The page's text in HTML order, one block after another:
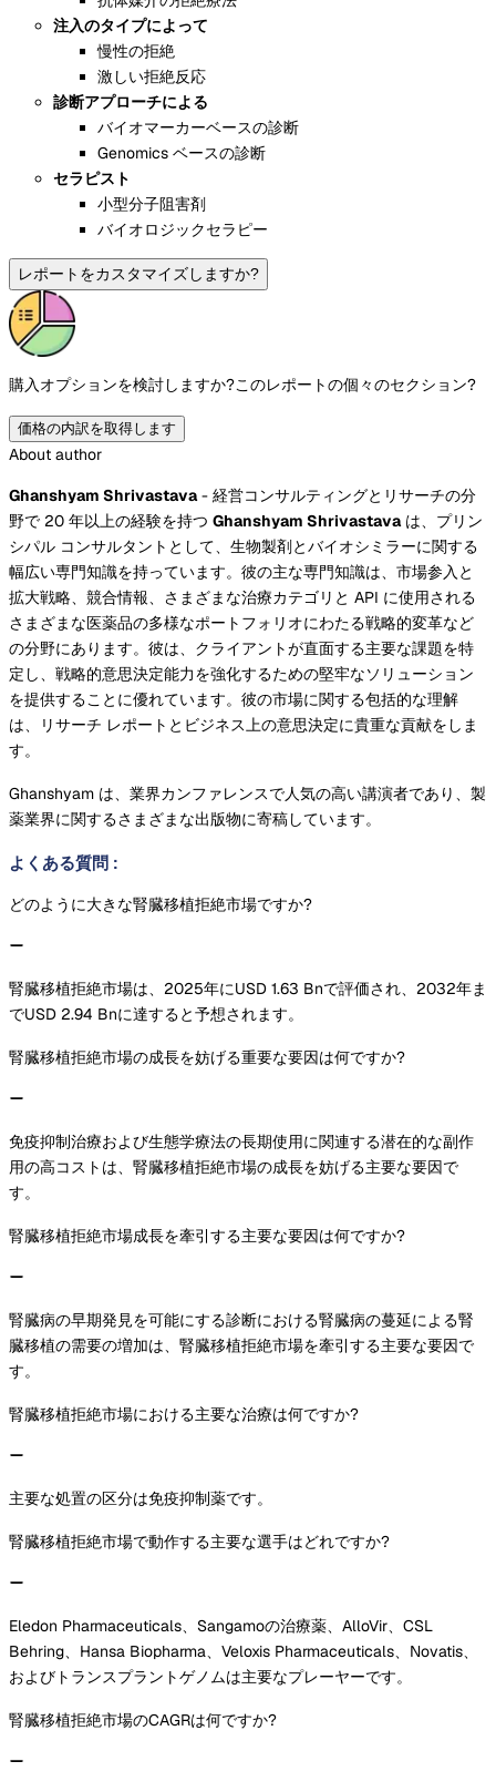
注入のタイプによって
慢性の拒絶
激しい拒絶反応
診断アプローチによる
バイオマーカーベースの診断
Genomics ベースの診断
セラピスト
小型分子阻害剤
バイオロジックセラピー
レポートをカスタマイズしますか?
購入オプションを検討しますか?このレポートの個々のセクション?
価格の内訳を取得します
About author
Ghanshyam Shrivastava- 経営コンサルティングとリサーチの分
野で 20 年以上の経験を持つ Ghanshyam Shrivastavaは、プリン
シパル コンサルタントとして、生物製剤とバイオシミラーに関する
幅広い専門知識を持っています。彼の主な専門知識は、市場参入と
拡大戦略、競合情報、さまざまな治療カテゴリと API に使用される
さまざまな医薬品の多様なポートフォリオにわたる戦略的変革など
の分野にあります。彼は、クライアントが直面する主要な課題を特
定し、戦略的意思決定能力を強化するための堅牢なソリューション
を提供することに優れています。彼の市場に関する包括的な理解
は、リサーチ レポートとビジネス上の意思決定に貴重な貢献をしま
す。
Ghanshyam は、業界カンファレンスで人気の高い講演者であり、製
薬業界に関するさまざまな出版物に寄稿しています。
よくある質問 :
どのように大きな腎臓移植拒絶市場ですか?
腎臓移植拒絶市場は、2025年にUSD 1.63 Bnで評価され、2032年ま
でUSD 2.94 Bnに達すると予想されます。
腎臓移植拒絶市場の成長を妨げる重要な要因は何ですか?
免疫抑制治療および生態学療法の長期使用に関連する潜在的な副作
用の高コストは、腎臓移植拒絶市場の成長を妨げる主要な要因で
す。
腎臓移植拒絶市場成長を牽引する主要な要因は何ですか?
腎臓病の早期発見を可能にする診断における腎臓病の蔓延による腎
臓移植の需要の増加は、腎臓移植拒絶市場を牽引する主要な要因で
す。
腎臓移植拒絶市場における主要な治療は何ですか?
主要な処置の区分は免疫抑制薬です。
腎臓移植拒絶市場で動作する主要な選手はどれですか?
Eledon Pharmaceuticals、Sangamoの治療薬、AlloVir、CSL
Behring、Hansa Biopharma、Veloxis Pharmaceuticals、Novatis、
およびトランスプラントゲノムは主要なプレーヤーです。
腎臓移植拒絶市場のCAGRは何ですか?